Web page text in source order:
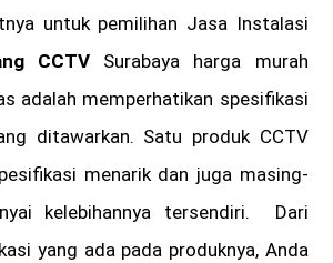
untuk pemilihan Jasa Instalasi
CCTV Surabaya harga murah
adalah memperhatikan spesifikasi
ditawarkan. Satu produk CCTV
menarik dan juga masing-
kelebihannya tersendiri. Dari
yang ada pada produknya, Anda